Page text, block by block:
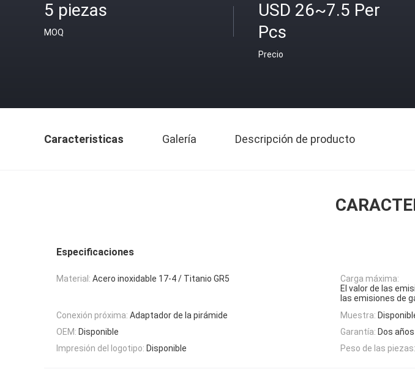
5 piezas
MOQ
USD 26~7.5 Per
Pcs
Precio
Caracteristicas Galería Descripción de producto
Especificaciones
Material: Acero inoxidable 17-4 / Titanio GR5
Carga máxima:
El valor de las
las emisiones de
Conexión próxima: Adaptador de la pirámide Muestra:
OEM: Disponible Garantía: Dos años
Impresión del logotipo: Disponible Peso de las piezas: